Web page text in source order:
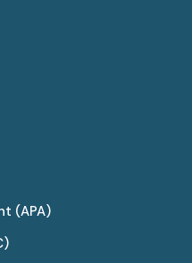
(APA)